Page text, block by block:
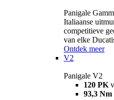
Panigale
Italiaanse
competitieve
van elke
Ontdek meer
V2
Panigale V2
120 PK
93,3 Nm